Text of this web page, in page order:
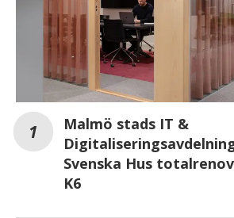
Malmö stads IT &
Svenska Hus
K6